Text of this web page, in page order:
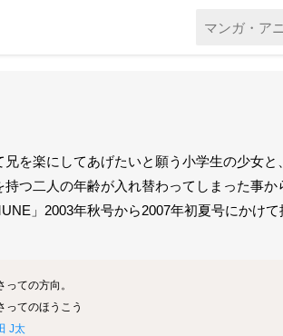
兄を楽にしてあげたいと願う小学生の少女
持つ二人の年齢が入れ替わってしまった事
」2003年秋号から2007年初夏号にかけ
っての方向。
ってのほうこう
J太